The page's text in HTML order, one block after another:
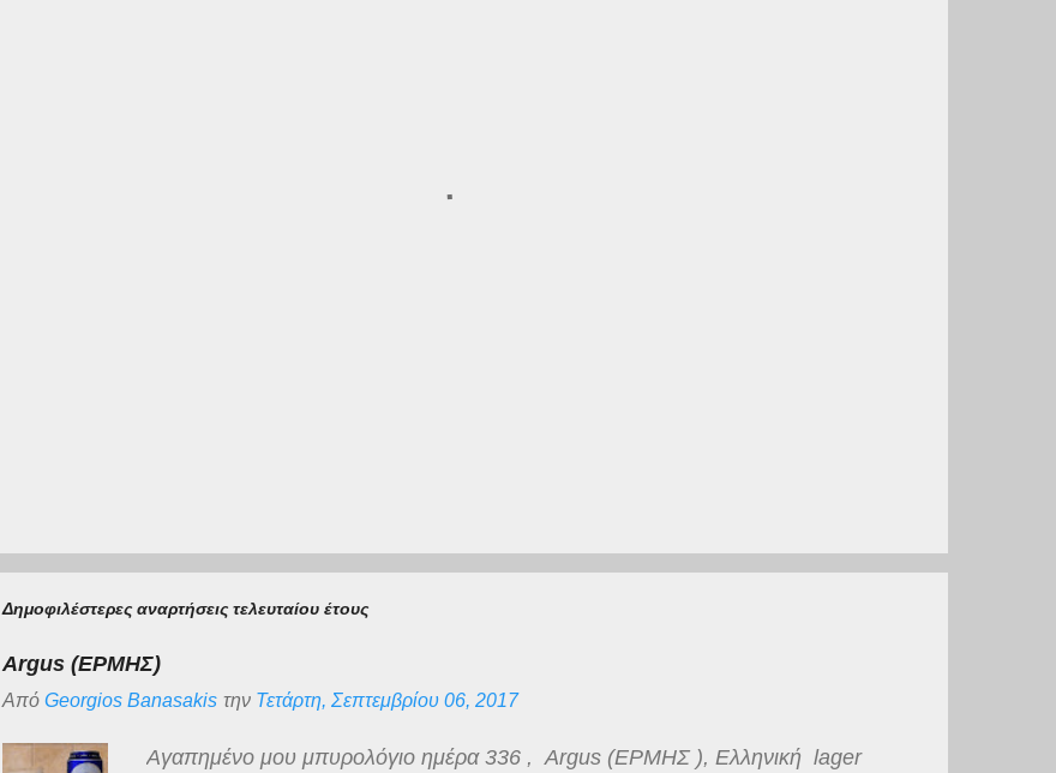
Δημοφιλέστερες αναρτήσεις τελευταίου έτους
Argus (ΕΡΜΗΣ)
Από Georgios Banasakis την Τετάρτη, Σεπτεμβρίου 06, 2017
Αγαπημένο μου μπυρολόγιο ημέρα 336 , Argus (ΕΡΜΗΣ ), Ελληνική lager